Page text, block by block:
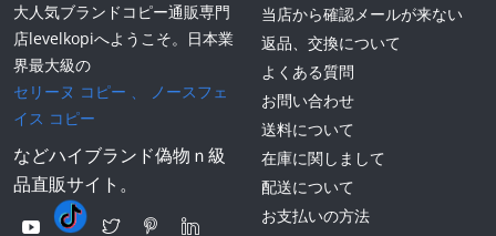
大人気ブランドコピー通販専門
店levelkopiへようこそ。日本業
界最大級の
セリーヌ コピー 、
ノースフェ
イス コピー
などハイブランド偽物ｎ級
品直販サイト。
当店から確認メールが来ない
返品、交換について
よくある質問
お問い合わせ
送料について
在庫に関しまして
配送について
お支払いの方法